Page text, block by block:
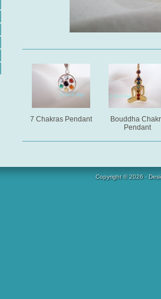
7 Chakras Pendant
Bouddha
Pendant
Copyright © 2026 -